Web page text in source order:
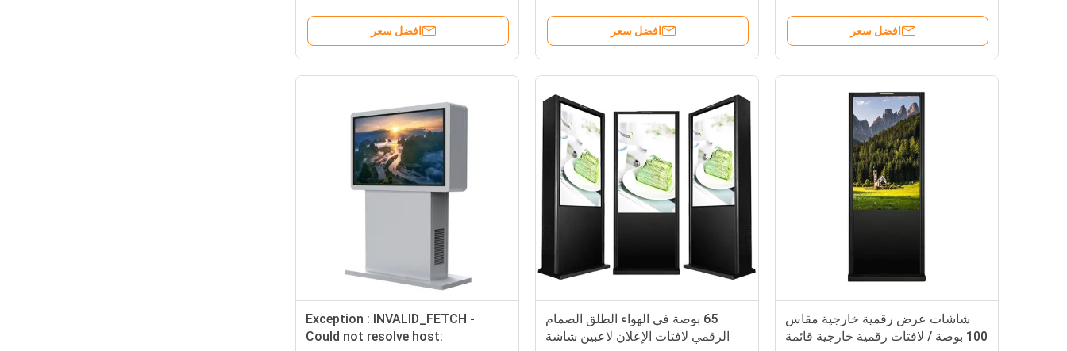
افضل سعر افضل سعر افضل سعر
Exception : INVALID_FETCH -
Could not resolve host:
65 بوصة في الهواء الطلق الصمام
الرقمي لافتات الإعلان لاعبين شاشة
شاشات عرض رقمية خارجية مقاس
100 بوصة / لافتات رقمية خارجية قائمة